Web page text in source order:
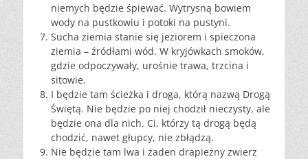
niemych będzie śpiewać. Wytrysną bowiem
wody na pustkowiu i potoki na pustyni.
Sucha ziemia stanie się jeziorem i spieczona
ziemia – źródłami wód. W kryjówkach smoków,
gdzie odpoczywały, urośnie trawa, trzcina i
sitowie.
I będzie tam ścieżka i droga, którą nazwą Drogą
Świętą. Nie będzie po niej chodził nieczysty, ale
będzie ona dla nich. Ci, którzy tą drogą będą
chodzić, nawet głupcy, nie zbłądzą.
Nie będzie tam lwa i żaden drapieżny zwierz